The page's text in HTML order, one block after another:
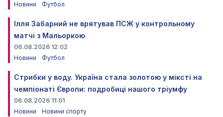
Новини
Футбол
Ілля Забарний не врятував ПСЖ у контрольному
матчі з Мальоркою
06.08.2026 12:02
Новини
Футбол
Стрибки у воду. Україна стала золотою у міксті на
чемпіонаті Європи: подробиці нашого тріумфу
06.08.2026 11:01
Новини
Новини спорту